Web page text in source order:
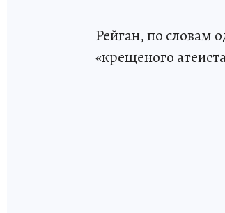
Рейган, по словам
«крещеного